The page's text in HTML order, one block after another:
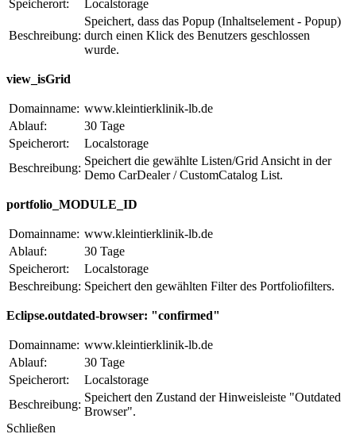
Speicherort:
Localstorage
Beschreibung:
Speichert, dass das Popup (Inhaltselement - Popup)
durch einen Klick des Benutzers geschlossen
wurde.
view_isGrid
Domainname: www.kleintierklinik-lb.de
Ablauf:
30 Tage
Speicherort:
Localstorage
Beschreibung:
Speichert die gewählte Listen/Grid Ansicht in der
Demo CarDealer / CustomCatalog List.
portfolio_MODULE_ID
Domainname: www.kleintierklinik-lb.de
Ablauf:
30 Tage
Speicherort:
Localstorage
Beschreibung: Speichert den gewählten Filter des Portfoliofilters.
Eclipse.outdated-browser: "confirmed"
Domainname: www.kleintierklinik-lb.de
Ablauf:
30 Tage
Speicherort:
Localstorage
Beschreibung:
Speichert den Zustand der Hinweisleiste "Outdated
Browser".
Schließen